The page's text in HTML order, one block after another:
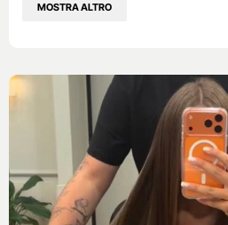
MOSTRA ALTRO